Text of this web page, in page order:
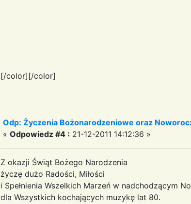
[/color][/color]
Odp: Życzenia Bożonarodzeniowe oraz
« Odpowiedz #4 : 21-12-2011 14:12:36 »
Z okazji Świąt Bożego Narodzenia
życzę dużo Radości, Miłości
i Spełnienia Wszelkich Marzeń w nadchodzącym
dla Wszystkich kochających muzykę lat 80.